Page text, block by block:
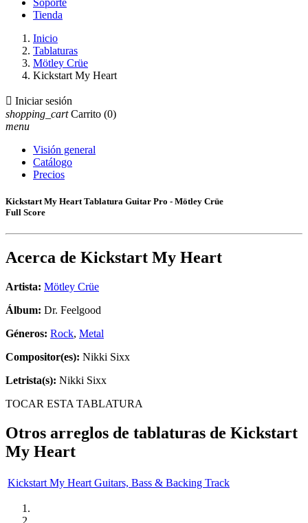
Soporte
Tienda
Inicio
Tablaturas
Mötley Crüe
Kickstart My Heart
 Iniciar sesión
shopping_cart Carrito (0)
menu
Visión general
Catálogo
Precios
Kickstart My Heart Tablatura Guitar Pro - Mötley Crüe
Full Score
Acerca de Kickstart My Heart
Artista: Mötley Crüe
Álbum: Dr. Feelgood
Géneros: Rock, Metal
Compositor(es): Nikki Sixx
Letrista(s): Nikki Sixx
TOCAR ESTA TABLATURA
Otros arreglos de tablaturas de Kickstart
My Heart
Kickstart My Heart Guitars, Bass & Backing Track